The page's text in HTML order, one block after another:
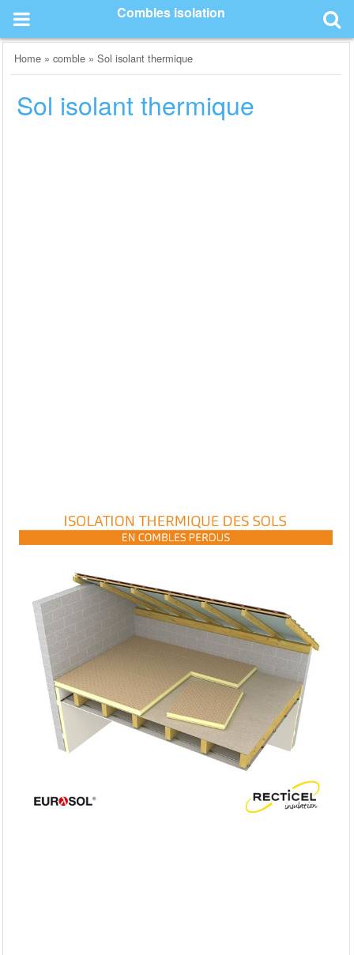
content
Combles isolation
Home »comble »Sol isolant thermique
Sol isolant thermique